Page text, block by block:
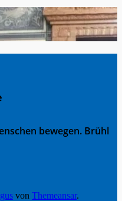
bewegen. Brühl
von Themeansar.